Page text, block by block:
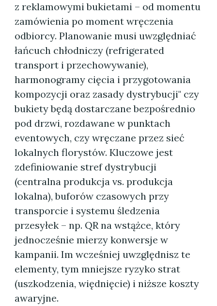
z reklamowymi bukietami – od momentu
zamówienia po moment wręczenia
odbiorcy. Planowanie musi uwzględniać
łańcuch chłodniczy (refrigerated
transport i przechowywanie),
harmonogramy cięcia i przygotowania
kompozycji oraz zasady dystrybucji" czy
bukiety będą dostarczane bezpośrednio
pod drzwi, rozdawane w punktach
eventowych, czy wręczane przez sieć
lokalnych florystów. Kluczowe jest
zdefiniowanie stref dystrybucji
(centralna produkcja vs. produkcja
lokalna), buforów czasowych przy
transporcie i systemu śledzenia
przesyłek – np. QR na wstążce, który
jednocześnie mierzy konwersje w
kampanii. Im wcześniej uwzględnisz te
elementy, tym mniejsze ryzyko strat
(uszkodzenia, więdnięcie) i niższe koszty
awaryjne.